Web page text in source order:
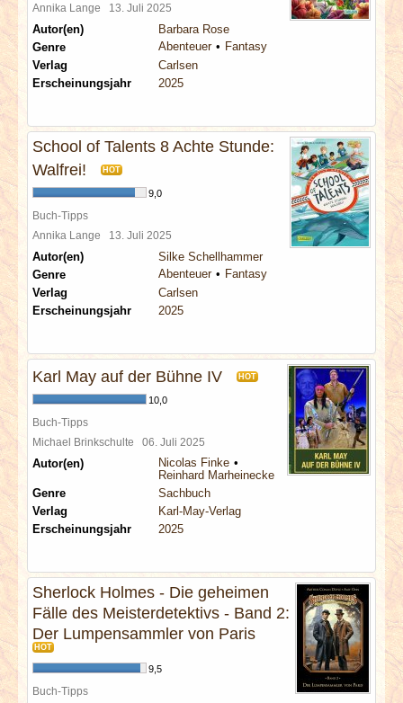
Annika Lange 13. Juli 2025
Autor(en)
Barbara Rose
Genre
Abenteuer
Fantasy
Verlag
Carlsen
Erscheinungsjahr
2025
School of Talents 8 Achte Stunde:
Walfrei!
HOT
9,0
Buch-Tipps
Annika Lange 13. Juli 2025
Autor(en)
Silke Schellhammer
Genre
Abenteuer
Fantasy
Verlag
Carlsen
Erscheinungsjahr
2025
Karl May auf der Bühne IV HOT
10,0
Buch-Tipps
Michael Brinkschulte 06. Juli 2025
Autor(en)
Nicolas Finke
Reinhard Marheinecke
Genre
Sachbuch
Verlag
Karl-May-Verlag
Erscheinungsjahr
2025
Sherlock Holmes - Die geheimen
Fälle des Meisterdetektivs - Band 2:
Der Lumpensammler von Paris
HOT
9,5
Buch-Tipps